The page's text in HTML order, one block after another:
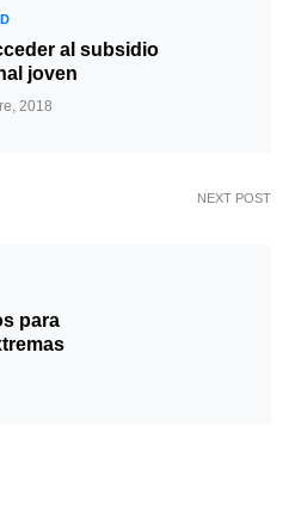
al subsidio
joven
2018
NEXT POST
para